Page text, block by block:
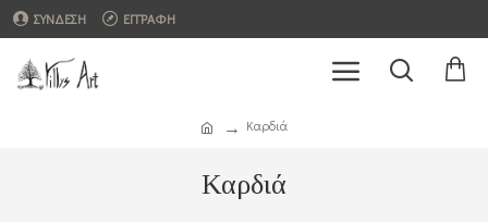
ΣΥΝΔΕΣΗ ΕΓΓΡΑΦΗ
Καρδιά
Καρδιά